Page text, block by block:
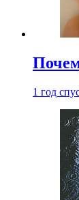
1 год